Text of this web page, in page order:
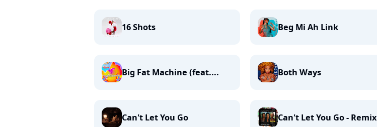
16 Shots Beg Mi Ah Link
Big Fat Machine (feat.... Both Ways
Can't Let You Go Can't Let You Go - Remix